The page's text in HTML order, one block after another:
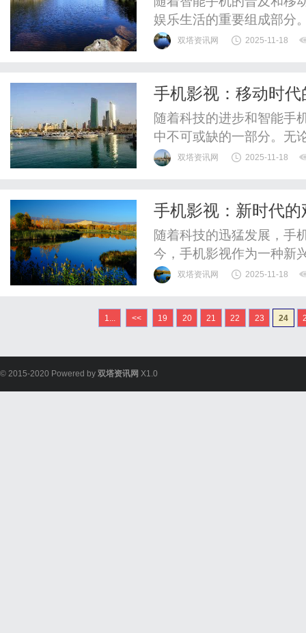
娱乐生活的重要组成部分
休闲时光，手机影视为用
的影视剧、综艺节目或电
双塔资讯网 2025-11-18
手机影视：移动时
随着科技的进步和智能手
中不可或缺的一部分。无
手机影视为我们带来了便
影和电视剧，时间和地点
双塔资讯网 2025-11-18
手机影视：新时代的
随着科技的迅猛发展，手
今，手机影视作为一种新
起，改变着我们传统的观
首先，手机影视的便捷性
量的视听盛宴。无论是在
双塔资讯网 2025-11-18
1... << 19 20 21 22 23 24
© 2015-2020 Powered by 双塔资讯网 X1.0